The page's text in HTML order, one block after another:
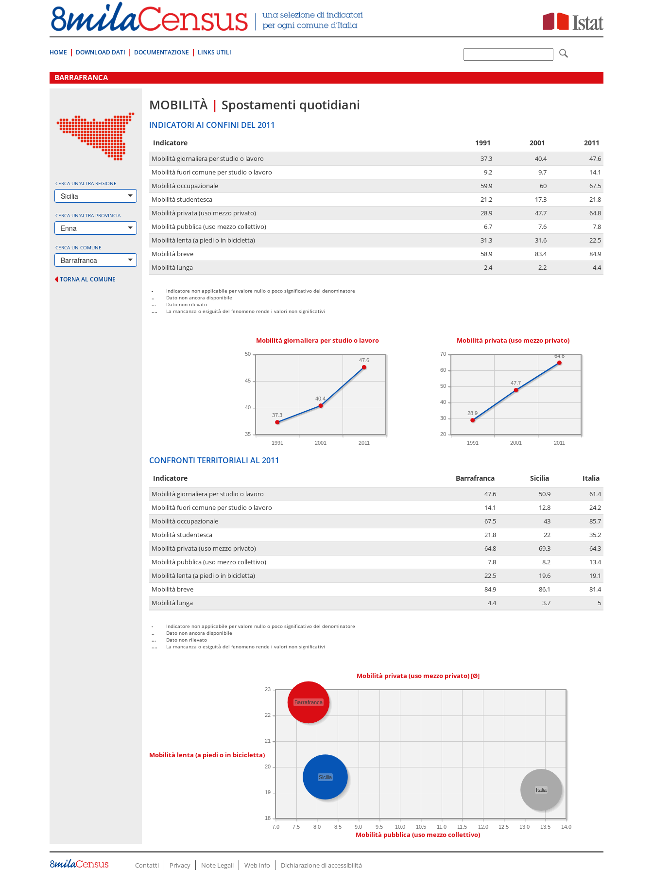
direttamente
a:
Contenuto
HOME DOWNLOAD DATI DOCUMENTAZIONE LINKS UTILI
.
BARRAFRANCA
CERCA UN'ALTRA REGIONE
Sicilia
CERCA UN'ALTRA PROVINCIA
Enna
CERCA UN COMUNE
Barrafranca
TORNA AL COMUNE
MOBILITÀ | Spostamenti quotidiani
INDICATORI AI CONFINI DEL 2011
Indicatore 1991 2001 2011
Mobilità giornaliera per studio o lavoro 37.3 40.4
47.6
Mobilità fuori comune per studio o lavoro
9.2 9.7
14.1
Mobilità occupazionale
59.9 60
67.5
Mobilità studentesca
21.2 17.3
21.8
Mobilità privata (uso mezzo privato)
28.9 47.7
64.8
Mobilità pubblica (uso mezzo collettivo)
6.7 7.6
7.8
Mobilità lenta (a piedi o in bicicletta)
31.3 31.6
22.5
Mobilità breve
58.9 83.4
84.9
Mobilità lunga
2.4 2.2 4.4
-
Indicatore non applicabile per valore nullo o poco significativo del denominatore
..
Dato non ancora disponibile
...
Dato non rilevato
....
La mancanza o esiguità del fenomeno rende i valori non significativi
Mobilità giornaliera per studio o lavoro
1991 2001 2011
35
40
45
50
47.6
40.4
37.3
Mobilità privata (uso mezzo privato)
1991 2001 2011
20
30
40
50
60
70 64.8
47.7
28.9
CONFRONTI TERRITORIALI AL 2011
Indicatore Barrafranca Sicilia Italia
Mobilità giornaliera per studio o lavoro 47.6 50.9
61.4
Mobilità fuori comune per studio o lavoro
14.1 12.8
24.2
Mobilità occupazionale
67.5 43
85.7
Mobilità studentesca
21.8 22
35.2
Mobilità privata (uso mezzo privato)
64.8 69.3
64.3
Mobilità pubblica (uso mezzo collettivo)
7.8 8.2
13.4
Mobilità lenta (a piedi o in bicicletta)
22.5 19.6
19.1
Mobilità breve
84.9 86.1
81.4
Mobilità lunga
4.4 3.7 5
-
Indicatore non applicabile per valore nullo o poco significativo del denominatore
..
Dato non ancora disponibile
...
Dato non rilevato
....
La mancanza o esiguità del fenomeno rende i valori non significativi
Mobilità privata (uso mezzo privato) [Ø]
Mobilità lenta (a piedi o in bicicletta)
7.0 7.5 8.0 8.5 9.0 9.5 10.0 10.5 11.0 11.5 12.0 12.5 13.0 13.5 14.0
18
19
20
21
22
23
Sicilia
Barrafranca
Italia
Mobilità pubblica (uso mezzo collettivo)
Contatti Privacy Note Legali Web info Dichiarazione di accessibilità